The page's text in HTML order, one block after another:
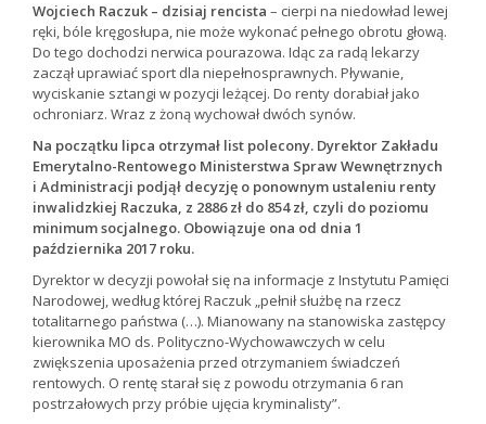
Wojciech Raczuk – dzisiaj rencista – cierpi na niedowład lewej
ręki, bóle kręgosłupa, nie może wykonać pełnego obrotu głową.
Do tego dochodzi nerwica pourazowa. Idąc za radą lekarzy
zaczął uprawiać sport dla niepełnosprawnych. Pływanie,
wyciskanie sztangi w pozycji leżącej. Do renty dorabiał jako
ochroniarz. Wraz z żoną wychował dwóch synów.
Na początku lipca otrzymał list polecony. Dyrektor Zakładu
Emerytalno-Rentowego Ministerstwa Spraw Wewnętrznych
i Administracji podjął decyzję o ponownym ustaleniu renty
inwalidzkiej Raczuka, z 2886 zł do 854 zł, czyli do poziomu
minimum socjalnego. Obowiązuje ona od dnia 1
października 2017 roku.
Dyrektor w decyzji powołał się na informacje z Instytutu Pamięci
Narodowej, według której Raczuk „pełnił służbę na rzecz
totalitarnego państwa (…). Mianowany na stanowiska zastępcy
kierownika MO ds. Polityczno-Wychowawczych w celu
zwiększenia uposażenia przed otrzymaniem świadczeń
rentowych. O rentę starał się z powodu otrzymania 6 ran
postrzałowych przy próbie ujęcia kryminalisty”.